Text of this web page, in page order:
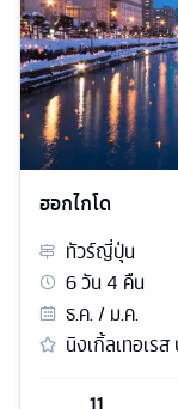
ฮอกไกโด
ทัวร์ญี่ปุ่น
6วัน4 คืน
ธ.ค. / ม.ค.
นิงเกิ้ลเทอเร